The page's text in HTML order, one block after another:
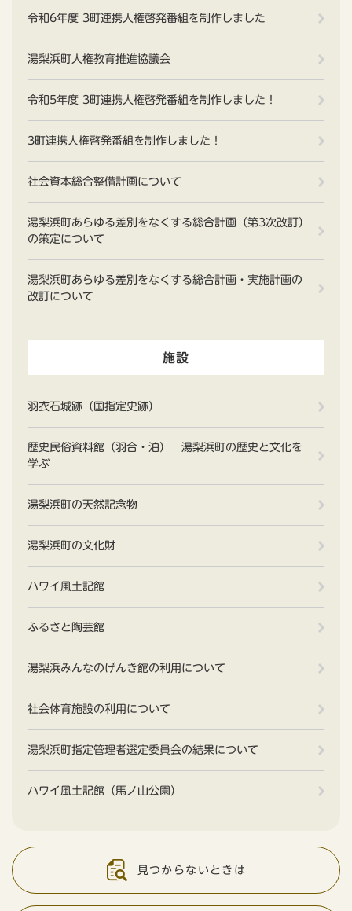
令和6年度 3町連携人権啓発番組を制作しました
湯梨浜町人権教育推進協議会
令和5年度 3町連携人権啓発番組を制作しました！
3町連携人権啓発番組を制作しました！
社会資本総合整備計画について
湯梨浜町あらゆる差別をなくする総合計画（第3次改訂）
の策定について
湯梨浜町あらゆる差別をなくする総合計画・実施計画の
改訂について
施設
羽衣石城跡（国指定史跡）
歴史民俗資料館（羽合・泊） 湯梨浜町の歴史と文化を
学ぶ
湯梨浜町の天然記念物
湯梨浜町の文化財
ハワイ風土記館
ふるさと陶芸館
湯梨浜みんなのげんき館の利用について
社会体育施設の利用について
湯梨浜町指定管理者選定委員会の結果について
ハワイ風土記館（馬ノ山公園）
見つからないときは